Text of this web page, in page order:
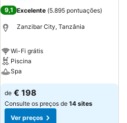
9,1 Excelente (5.895 pontuações)
Zanzibar City, Tanzânia
Wi-Fi grátis
Piscina
Spa
de € 198
Consulte os preços de 14 sites
Ver preços